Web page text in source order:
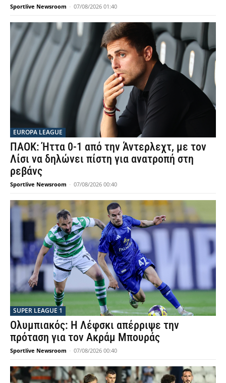
Sportlive Newsroom - 07/08/2026 01:40
EUROPA LEAGUE
ΠΑΟΚ: Ήττα 0-1 από την Άντερλεχτ, με τον
Λίσι να δηλώνει πίστη για ανατροπή στη
ρεβάνς
Sportlive Newsroom - 07/08/2026 00:40
SUPER LEAGUE 1
Ολυμπιακός: Η Λέφσκι απέρριψε την
πρόταση για τον Ακράμ Μπουράς
Sportlive Newsroom - 07/08/2026 00:40